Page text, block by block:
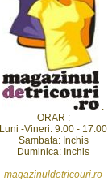
.
ORAR :
Luni -Vineri: 9:00 - 17:00
Sambata: Inchis
Duminica: Inchis
magazinuldetricouri.ro